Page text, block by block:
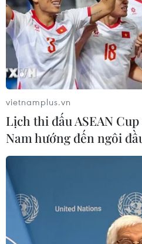
Nhịp điệu
dội, Áo dài - Hanbok 'khoe
sông Hàn
vietnamplus.vn
Lịch thi đấu ASEAN
Nam hướng đến ngôi